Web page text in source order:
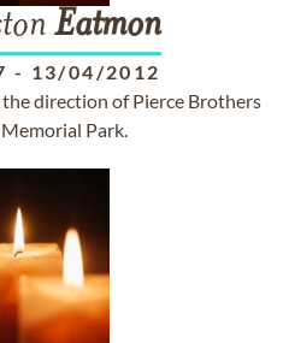
Eatmon
- 13/04/2012
direction of Pierce Brothers
Park.